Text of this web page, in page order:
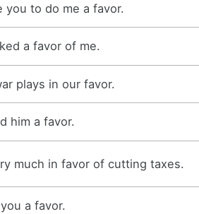
you to do me a favor.
a favor of me.
plays in our favor.
him a favor.
much in favor of cutting taxes.
a favor.